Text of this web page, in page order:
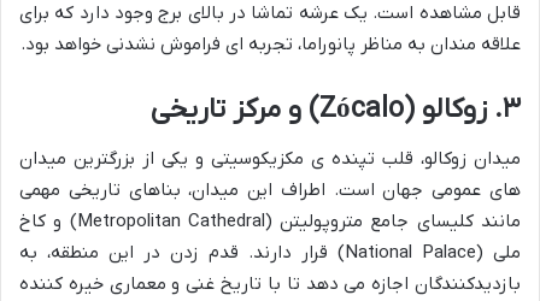
قابل مشاهده است. یک عرشه تماشا در بالای برج وجود دارد که برای
علاقه مندان به مناظر پانوراما، تجربه ای فراموش نشدنی خواهد بود.
۳. زوکالو (Zócalo) و مرکز تاریخی
میدان زوکالو، قلب تپنده ی مکزیکوسیتی و یکی از بزرگترین میدان
های عمومی جهان است. اطراف این میدان، بناهای تاریخی مهمی
مانند کلیسای جامع متروپولیتن (Metropolitan Cathedral) و کاخ
ملی (National Palace) قرار دارند. قدم زدن در این منطقه، به
بازدیدکنندگان اجازه می دهد تا با تاریخ غنی و معماری خیره کننده